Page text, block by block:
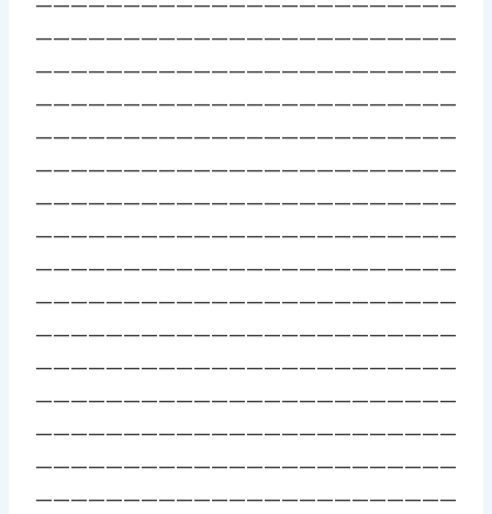
————————————————————————
————————————————————————
————————————————————————
————————————————————————
————————————————————————
————————————————————————
————————————————————————
————————————————————————
————————————————————————
————————————————————————
————————————————————————
————————————————————————
————————————————————————
————————————————————————
————————————————————————